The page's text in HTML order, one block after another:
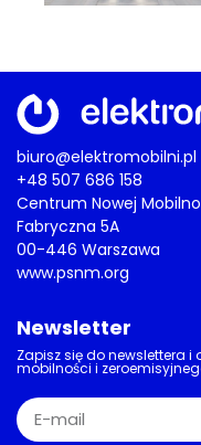
biuro@elektromobilni.pl
+48 507 686 158
Centrum Nowej
Fabryczna 5A
00-446 Warszawa
www.psnm.org
Newsletter
Zapisz się do newslettera i
mobilności i